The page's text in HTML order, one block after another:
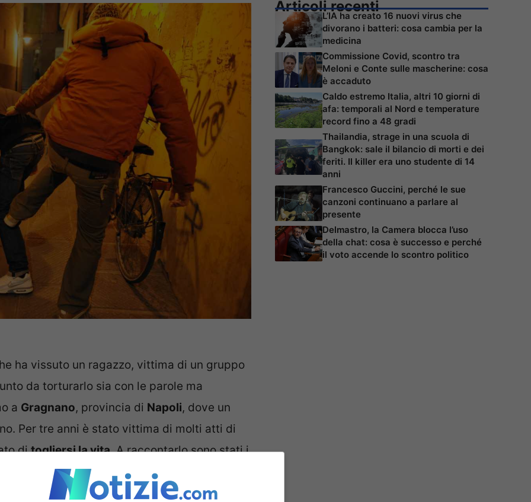
ha vissuto un ragazzo, vittima di un gruppo
da torturarlo sia con le parole ma
a Gragnano, provincia di Napoli, dove un
Per tre anni è stato vittima di molti atti di
ditogliersi la vita. A raccontarlo sono stati i
Articoli recenti
L’IA ha creato 16 nuovi virus che
divorano i batteri: cosa cambia per la
medicina
Commissione Covid, scontro tra
Meloni e Conte sulle mascherine: cosa
è accaduto
Caldo estremo Italia, altri 10 giorni di
afa: temporali al Nord e temperature
record fino a 48 gradi
Thailandia, strage in una scuola di
Bangkok: sale il bilancio di morti e dei
feriti. Il killer era uno studente di 14
anni
Francesco Guccini, perché le sue
canzoni continuano a parlare al
presente
Delmastro, la Camera blocca l’uso
della chat: cosa è successo e perché
il voto accende lo scontro politico